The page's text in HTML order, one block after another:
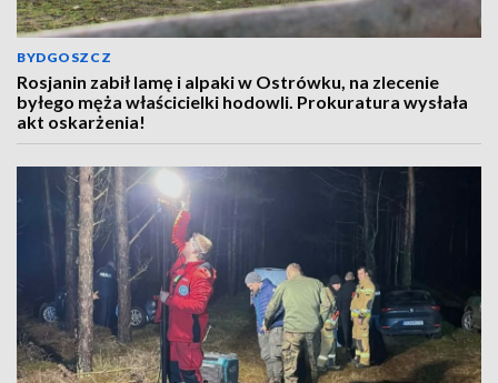
BYDGOSZCZ
Rosjanin zabił lamę i alpaki w Ostrówku, na zlecenie
byłego męża właścicielki hodowli. Prokuratura wysłała
akt oskarżenia!